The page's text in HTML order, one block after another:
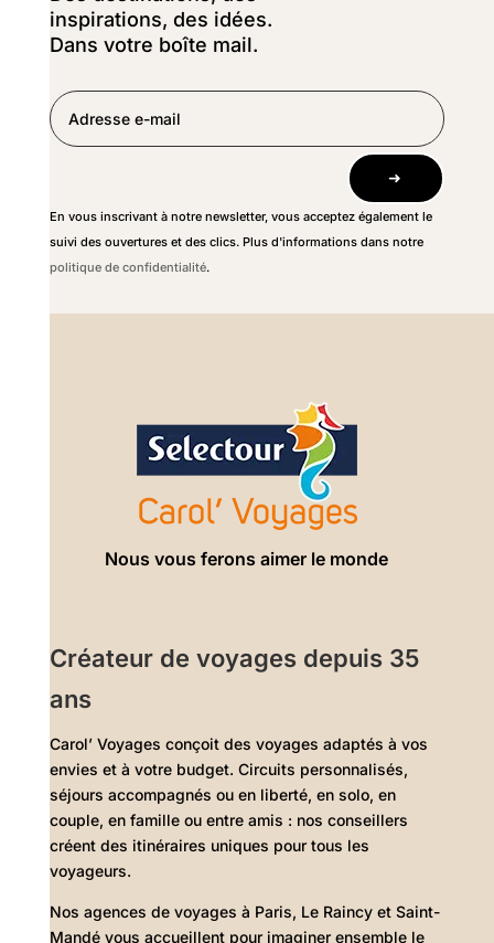
inspirations, des idées.
Dans votre boîte mail.
➜
En vous inscrivant à notre newsletter, vous acceptez également le
suivi des ouvertures et des clics. Plus d'informations dans notre
politique de confidentialité.
Nous vous ferons aimer le monde
Créateur de voyages depuis 35
ans
Carol’ Voyages conçoit des voyages adaptés à vos
envies et à votre budget. Circuits personnalisés,
séjours accompagnés ou en liberté, en solo, en
couple, en famille ou entre amis : nos conseillers
créent des itinéraires uniques pour tous les
voyageurs.
Nos agences de voyages à Paris, Le Raincy et Saint-
Mandé vous accueillent pour imaginer ensemble le